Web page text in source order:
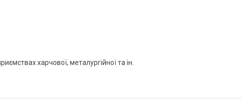
харчової, металургійної та ін.